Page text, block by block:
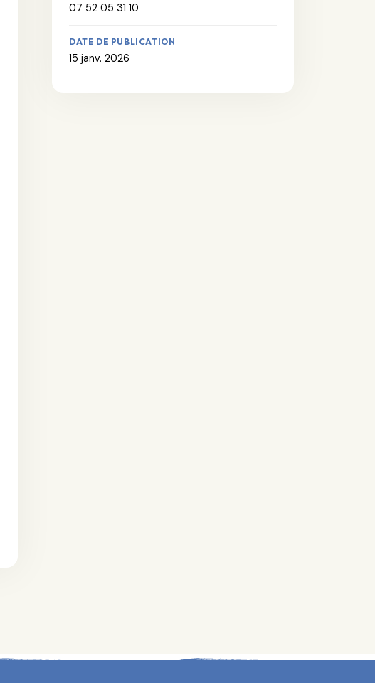
07 52 05 31 10
DATE DE PUBLICATION
15 janv. 2026